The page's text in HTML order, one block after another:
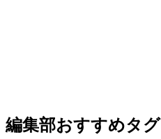
編集部おすすめタグ